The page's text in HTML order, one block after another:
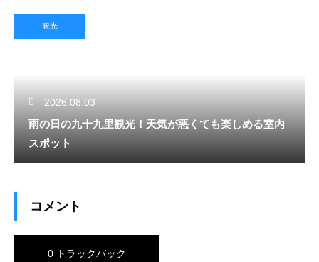
観光
2026.08.03
雨の日の九十九里観光！天気が悪くても楽しめる室内
スポット
コメント
0 トラックバック